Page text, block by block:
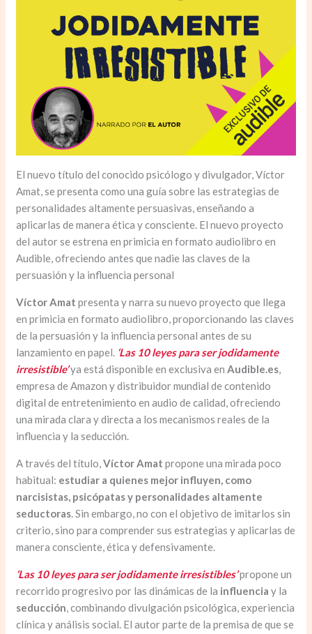
El nuevo título del conocido psicólogo y divulgador, Víctor
Amat, se presenta como una guía sobre las estrategias de
personalidades altamente persuasivas, enseñando a
aplicarlas de manera ética y consciente. El nuevo proyecto
del autor se estrena en primicia en formato audiolibro en
Audible, ofreciendo antes que nadie las claves de la
persuasión y la influencia personal
Víctor Amat presenta y narra su nuevo proyecto que llega
en primicia en formato audiolibro, proporcionando las claves
de la persuasión y la influencia personal antes de su
lanzamiento en papel. ‘Las 10 leyes para ser jodidamente
irresistible’ya está disponible en exclusiva enAudible.es,
empresa de Amazon y distribuidor mundial de contenido
digital de entretenimiento en audio de calidad, ofreciendo
una mirada clara y directa a los mecanismos reales de la
influencia y la seducción.
A través del título,Víctor Amatpropone una mirada poco
habitual: estudiar a quienes mejor influyen, como
narcisistas, psicópatas y personalidades altamente
seductoras. Sin embargo, no con el objetivo de imitarlos sin
criterio, sino para comprender sus estrategias y aplicarlas de
manera consciente, ética y defensivamente.
‘Las 10 leyes para ser jodidamente irresistibles’propone un
recorrido progresivo por las dinámicas de la influenciay la
seducción, combinando divulgación psicológica, experiencia
clínica y análisis social. El autor parte de la premisa de que se